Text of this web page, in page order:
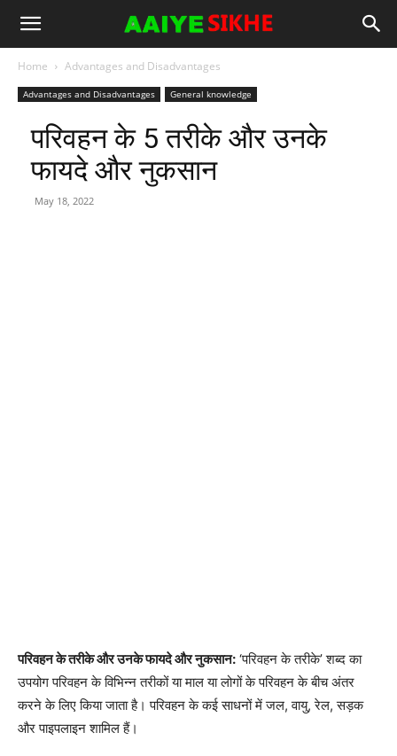
Home Advantages and Disadvantages
Advantages and Disadvantages General knowledge
परिवहन के 5 तरीके और उनके
फायदे और नुकसान
May 18, 2022
परिवहन के तरीके और उनके फायदे और नुकसान: ‘परिवहन के तरीके’ शब्द का
उपयोग परिवहन के विभिन्न तरीकों या माल या लोगों के परिवहन के बीच अंतर
करने के लिए किया जाता है। परिवहन के कई साधनों में जल, वायु, रेल, सड़क
और पाइपलाइन शामिल हैं।